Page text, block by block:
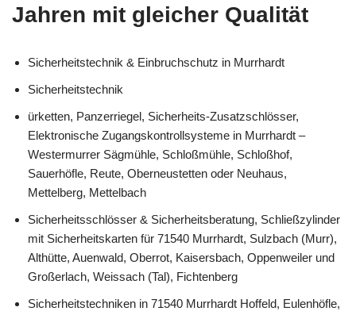
Jahren mit gleicher Qualität
Sicherheitstechnik & Einbruchschutz in Murrhardt
Sicherheitstechnik
ürketten, Panzerriegel, Sicherheits-Zusatzschlösser,
Elektronische Zugangskontrollsysteme in Murrhardt –
Westermurrer Sägmühle, Schloßmühle, Schloßhof,
Sauerhöfle, Reute, Oberneustetten oder Neuhaus,
Mettelberg, Mettelbach
Sicherheitsschlösser & Sicherheitsberatung, Schließzylinder
mit Sicherheitskarten für 71540 Murrhardt, Sulzbach (Murr),
Althütte, Auenwald, Oberrot, Kaisersbach, Oppenweiler und
Großerlach, Weissach (Tal), Fichtenberg
Sicherheitstechniken in 71540 Murrhardt Hoffeld, Eulenhöfle,